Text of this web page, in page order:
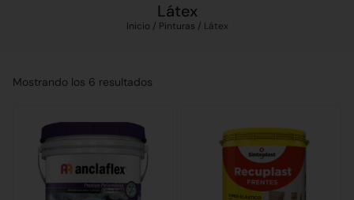
Látex
Inicio / Pinturas / Látex
Mostrando los 6 resultados